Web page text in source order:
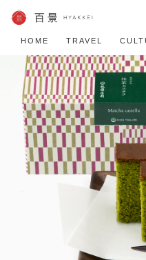
HOME TRAVEL